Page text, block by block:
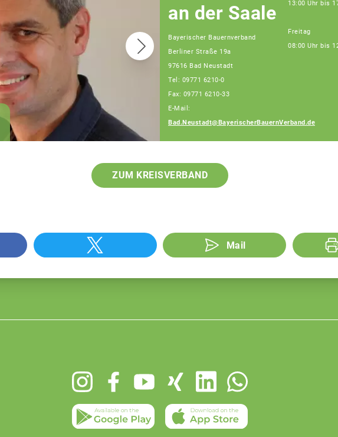
Fachberater
an der Saale
Bayerischer Bauernverband
Berliner Straße 19a
97616 Bad Neustadt
Tel: 09771 6210-0
Fax: 09771 6210-33
E-Mail:
Bad.Neustadt@BayerischerBauernVerband.de
13:00 Uhr bis
Freitag
08:00 Uhr bis
ZUM KREISVERBAND
Mail